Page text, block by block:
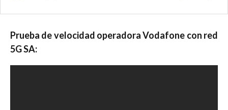
Prueba de velocidad operadora Vodafone con red
5G SA: